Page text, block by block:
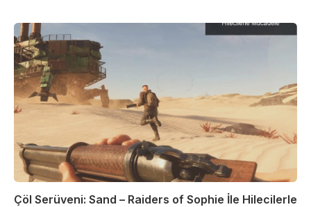
Çöl Serüveni: Sand – Raiders of Sophie İle Hilecilerle